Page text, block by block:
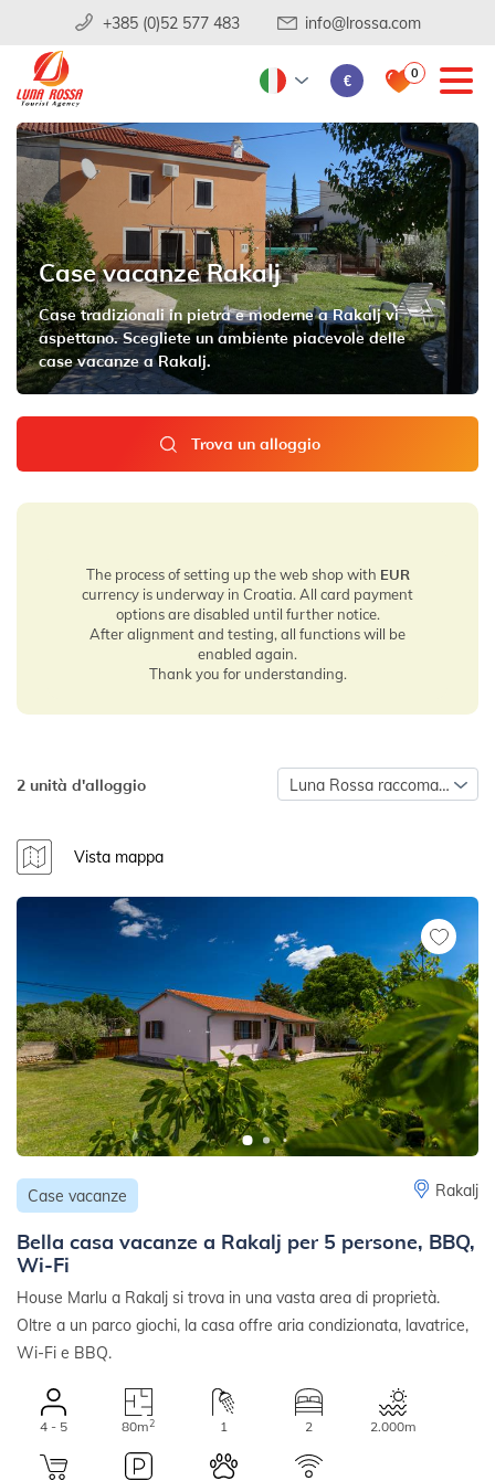
+385 (0)52 577 483 info@lrossa.com
€ 0
Case vacanze Rakalj
Case tradizionali in pietra e moderne a Rakalj vi
aspettano. Scegliete un ambiente piacevole delle
case vacanze a Rakalj.
Trova un alloggio
The process of setting up the web shop with EUR
currency is underway in Croatia. All card payment
options are disabled until further notice.
After alignment and testing, all functions will be
enabled again.
Thank you for understanding.
2 unità d'alloggio Luna Rossa raccomanda
Vista mappa
Case vacanze Rakalj
Bella casa vacanze a Rakalj per 5 persone, BBQ,
Wi-Fi
House Marlu a Rakalj si trova in una vasta area di proprietà.
Oltre a un parco giochi, la casa offre aria condizionata, lavatrice,
Wi-Fi e BBQ.
4 - 5 80m2 1 2 2.000m